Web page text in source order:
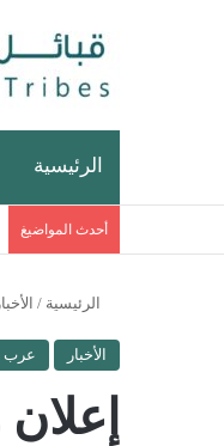
الرئيسية
أحدث المواضيغ
الرئيسية / الأخبار
الأخبار عرب